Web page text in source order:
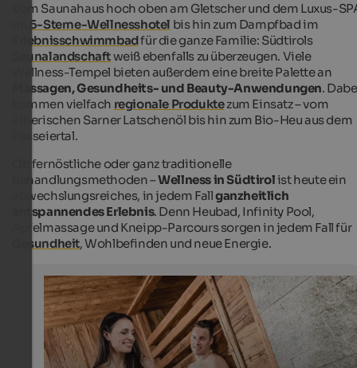
Balneum in Sterzing
Vier Saunen, ein Tauchbecken im Freien und eine
erwarten Sie im Saunabereich des Balneum in Sterzing.
Balneum - Klaus Peterlin
Vom Saunahaus hoch oben am Gletscher und dem Luxus-
5-Sterne-Wellnesshotel bis hin zum Dampfbad im
Erlebnisschwimmbadfür die ganze Familie: Südtirols
Saunalandschaftweiß ebenfalls zu überzeugen. Viele
Wellness-Tempel bieten außerdem eine breite Palette an
Massagen, Gesundheits- und Beauty-Anwendungen.
kommen vielfach regionale Produktezum Einsatz – vom
ätherischen Sarner Latschenöl bis hin zum Bio-Heu aus dem
Passeiertal.
Ob fernöstliche oder ganz traditionelle
Behandlungsmethoden –Wellness in Südtirolist heute ein
abwechslungsreiches, in jedem Fallganzheitlich
entspannendes Erlebnis. Denn Heubad, Infinity Pool,
Apfelmassage und Kneipp-Parcours sorgen in jedem Fall für
Gesundheit, Wohlbefinden und neue Energie.